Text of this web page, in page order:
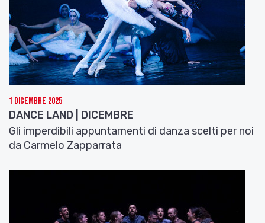
1 Dicembre 2025
DANCE LAND | DICEMBRE
Gli imperdibili appuntamenti di danza scelti per noi
da Carmelo Zapparrata